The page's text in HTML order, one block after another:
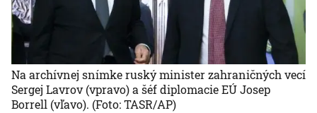
Na archívnej snímke ruský minister zahraničných vecí
Sergej Lavrov (vpravo) a šéf diplomacie EÚ Josep
Borrell (vľavo). (Foto: TASR/AP)